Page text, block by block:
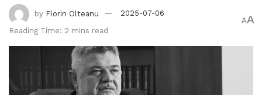
by Florin Olteanu
2025-07-06
Reading Time: 2 mins read
AA